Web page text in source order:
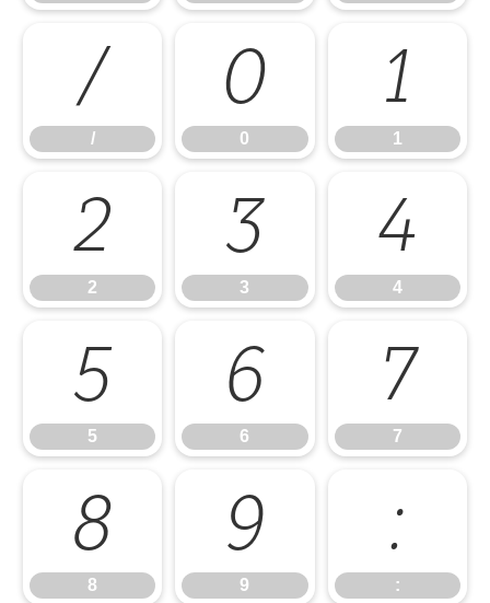
/
/
0
0
1
1
2
2
3
3
4
4
5
5
6
6
7
7
8
8
9
9
:
: